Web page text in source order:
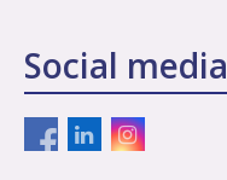
Social media